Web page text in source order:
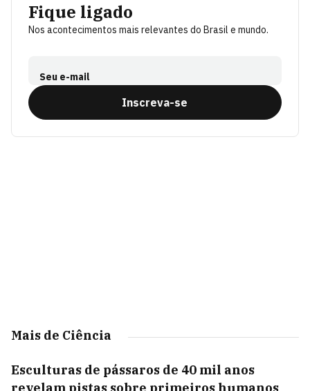
Fique ligado
Nos acontecimentos mais relevantes do Brasil e mundo.
Seu e-mail
Inscreva-se
Mais de Ciência
Esculturas de pássaros de 40 mil anos